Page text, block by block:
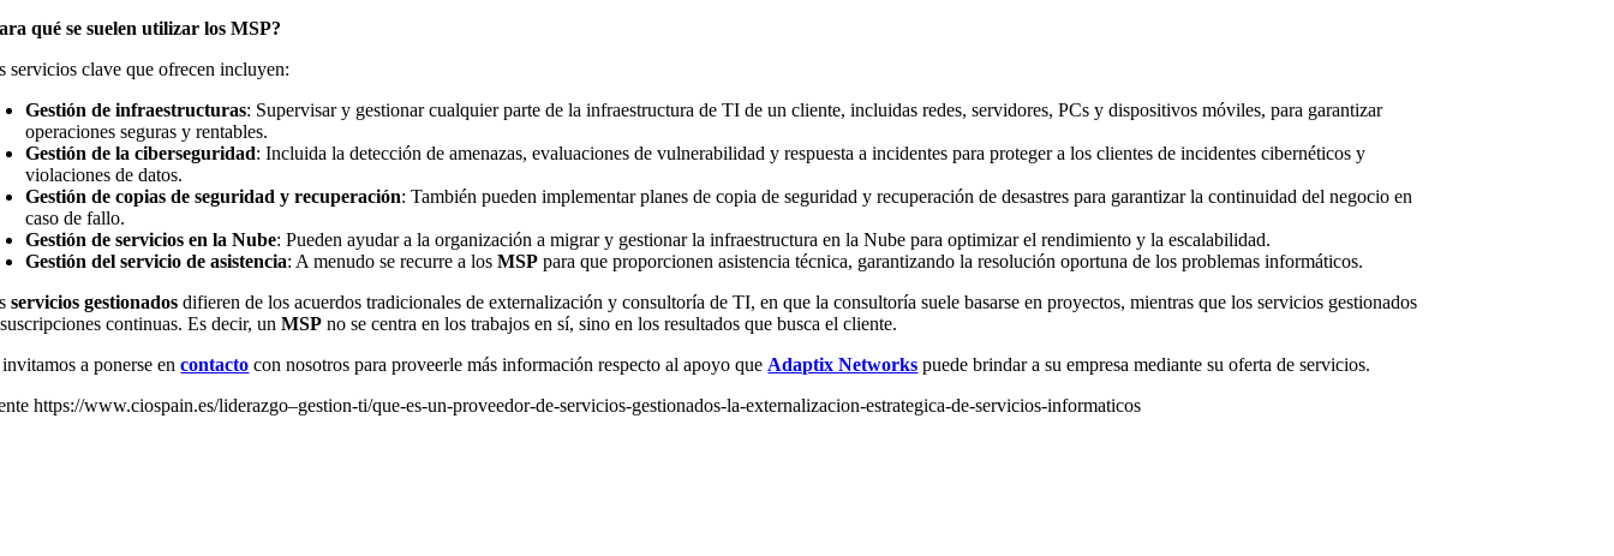
qué se suelen utilizar losMSP?
servicios clave que ofrecen incluyen:
Gestión de infraestructuras: Supervisar y gestionar cualquier parte de la infraestructura de TI de un cliente, incluidas redes, servidores, PCs y dispositivos móviles, para garantizar
operaciones seguras y rentables.
Gestión de la ciberseguridad: Incluida la detección de amenazas, evaluaciones de vulnerabilidad y respuesta a incidentes para proteger a los clientes de incidentes cibernéticos y
violaciones de datos.
Gestión de copias de seguridad y recuperación: También pueden implementar planes de copia de seguridad y recuperación de desastres para garantizar la continuidad del negocio en
caso de fallo.
Gestión de servicios en la Nube: Pueden ayudar a la organización a migrar y gestionar la infraestructura en la Nube para optimizar el rendimiento y la escalabilidad.
Gestión del servicio de asistencia: A menudo se recurre a losMSP para que proporcionen asistencia técnica, garantizando la resolución oportuna de los problemas informáticos.
servicios gestionados difieren de los acuerdos tradicionales de externalización y consultoría de TI, en que la consultoría suele basarse en proyectos, mientras que los servicios gestionados
continuas. Es decir, unMSP no se centra en los trabajos en sí, sino en los resultados que busca el cliente.
a ponerse encontacto con nosotros para proveerle más información respecto al apoyo queAdaptix Networks puede brindar a su empresa mediante su oferta de servicios.
https://www.ciospain.es/liderazgo–gestion-ti/que-es-un-proveedor-de-servicios-gestionados-la-externalizacion-estrategica-de-servicios-informaticos